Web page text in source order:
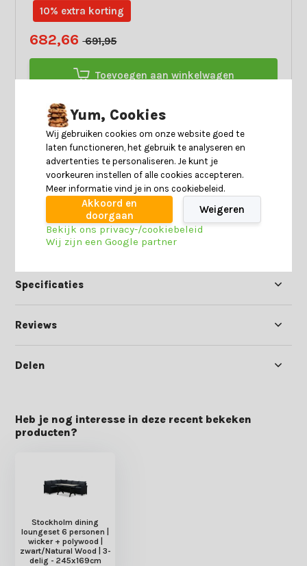
10% extra korting
682,66 691,95
Toevoegen aan winkelwagen
Check of dit product bij jou
Beantwoord enkele vragen en
ontdek of dit product
geschikt is voor jou.
Start keuzecheck
Productomschrijving
Specificaties
Reviews
Delen
Heb je nog interesse in deze recent bekeken
producten?
Stockholm dining
loungeset 6 personen |
wicker + polywood |
zwart/Natural Wood | 3-
delig - 245x169cm
Yum, Cookies
Wij gebruiken cookies om onze website goed te
laten functioneren, het gebruik te analyseren en
advertenties te personaliseren. Je kunt je
voorkeuren instellen of alle cookies accepteren.
Meer informatie vind je in ons cookiebeleid.
Akkoord en
doorgaan
Weigeren
Bekijk ons privacy-/cookiebeleid
Wij zijn een Google partner